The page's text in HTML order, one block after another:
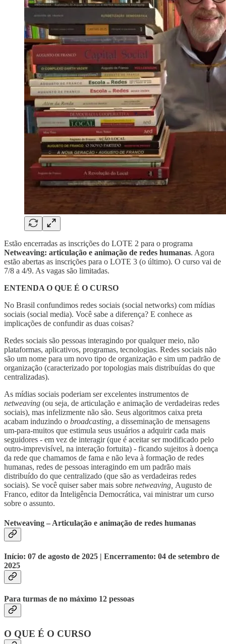
Estão encerradas as inscrições do LOTE 2 para o programa
Netweaving: articulação e animação de redes humanas. Agora
estão abertas as inscrições para o LOTE 3 (o último). O curso vai de
7/8 a 4/9. As vagas são limitadas.
ENTENDA O QUE É O CURSO
No Brasil confundimos redes sociais (social networks) com mídias
sociais (social media). Você sabe a diferença? E conhece as
implicações de confundir as duas coisas?
Redes sociais são pessoas interagindo por qualquer meio, não
plataformas, aplicativos, programas, tecnologias. Redes sociais não
são um nome para um novo tipo de organização e sim um padrão de
organização (caracterizado por topologias mais distribuídas do que
centralizadas).
As mídias sociais poderiam ser excelentes instrumentos de
netweaving (ou seja, de articulação e animação de verdadeiras redes
sociais), mas infelizmente não são. Seus algoritmos caixa preta
acabam induzindo o broadcasting, a disseminação de mensagens
um-para-muitos que estimula seus usuários a adquirir cada mais
seguidores - em vez de interagir (que é aceitar ser modificado pelo
outro-imprevisível, na interação fortuita) - ficando sujeitos à doença
da rede que chamamos de fama e não leva à formação de redes
humanas, redes de pessoas interagindo em um padrão mais
distribuído do que centralizado (que são as verdadeiras redes
sociais). Se você quiser saber mais sobre netweaving, Augusto de
Franco, editor da Inteligência Democrática, vai ministrar um curso
sobre o assunto.
Netweaving – Articulação e animação de redes humanas
Início: 07 de agosto de 2025 | Encerramento: 04 de setembro de
2025
Para turmas de no máximo 12 pessoas
O QUE É O CURSO